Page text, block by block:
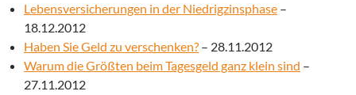
Lebensversicherungen in der Niedrigzinsphase –
18.12.2012
Haben Sie Geld zu verschenken? – 28.11.2012
Warum die Größten beim Tagesgeld ganz klein sind –
27.11.2012